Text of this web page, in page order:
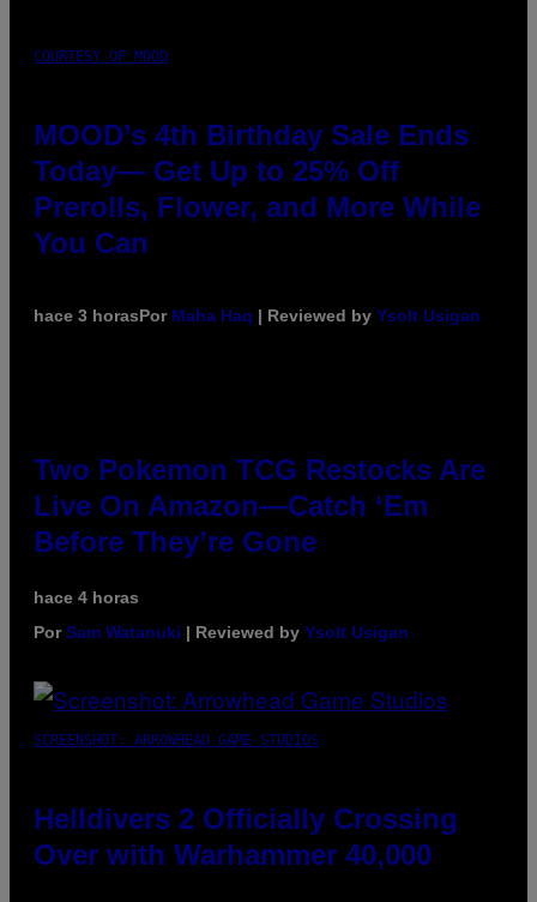
COURTESY OF MOOD
MOOD’s 4th Birthday Sale Ends
Today— Get Up to 25% Off
Prerolls, Flower, and More While
You Can
hace 3 horasPor Maha Haq | Reviewed by Ysolt Usigan
Two Pokemon TCG Restocks Are
Live On Amazon—Catch ‘Em
Before They’re Gone
hace 4 horas
PorSam Watanuki | Reviewed by Ysolt Usigan
SCREENSHOT: ARROWHEAD GAME STUDIOS
Helldivers 2 Officially Crossing
Over with Warhammer 40,000